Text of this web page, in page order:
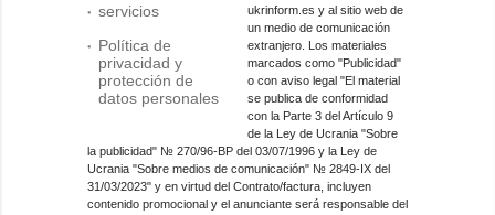
servicios
Política de
privacidad y
protección de
datos personales
ukrinform.es y al sitio web de
un medio de comunicación
extranjero. Los materiales
marcados como "Publicidad"
o con aviso legal "El material
se publica de conformidad
con la Parte 3 del Artículo 9
de la Ley de Ucrania "Sobre
la publicidad" № 270/96-ВР del 03/07/1996 y la Ley de
Ucrania "Sobre medios de comunicación" № 2849-IX del
31/03/2023" y en virtud del Contrato/factura, incluyen
contenido promocional y el anunciante será responsable del